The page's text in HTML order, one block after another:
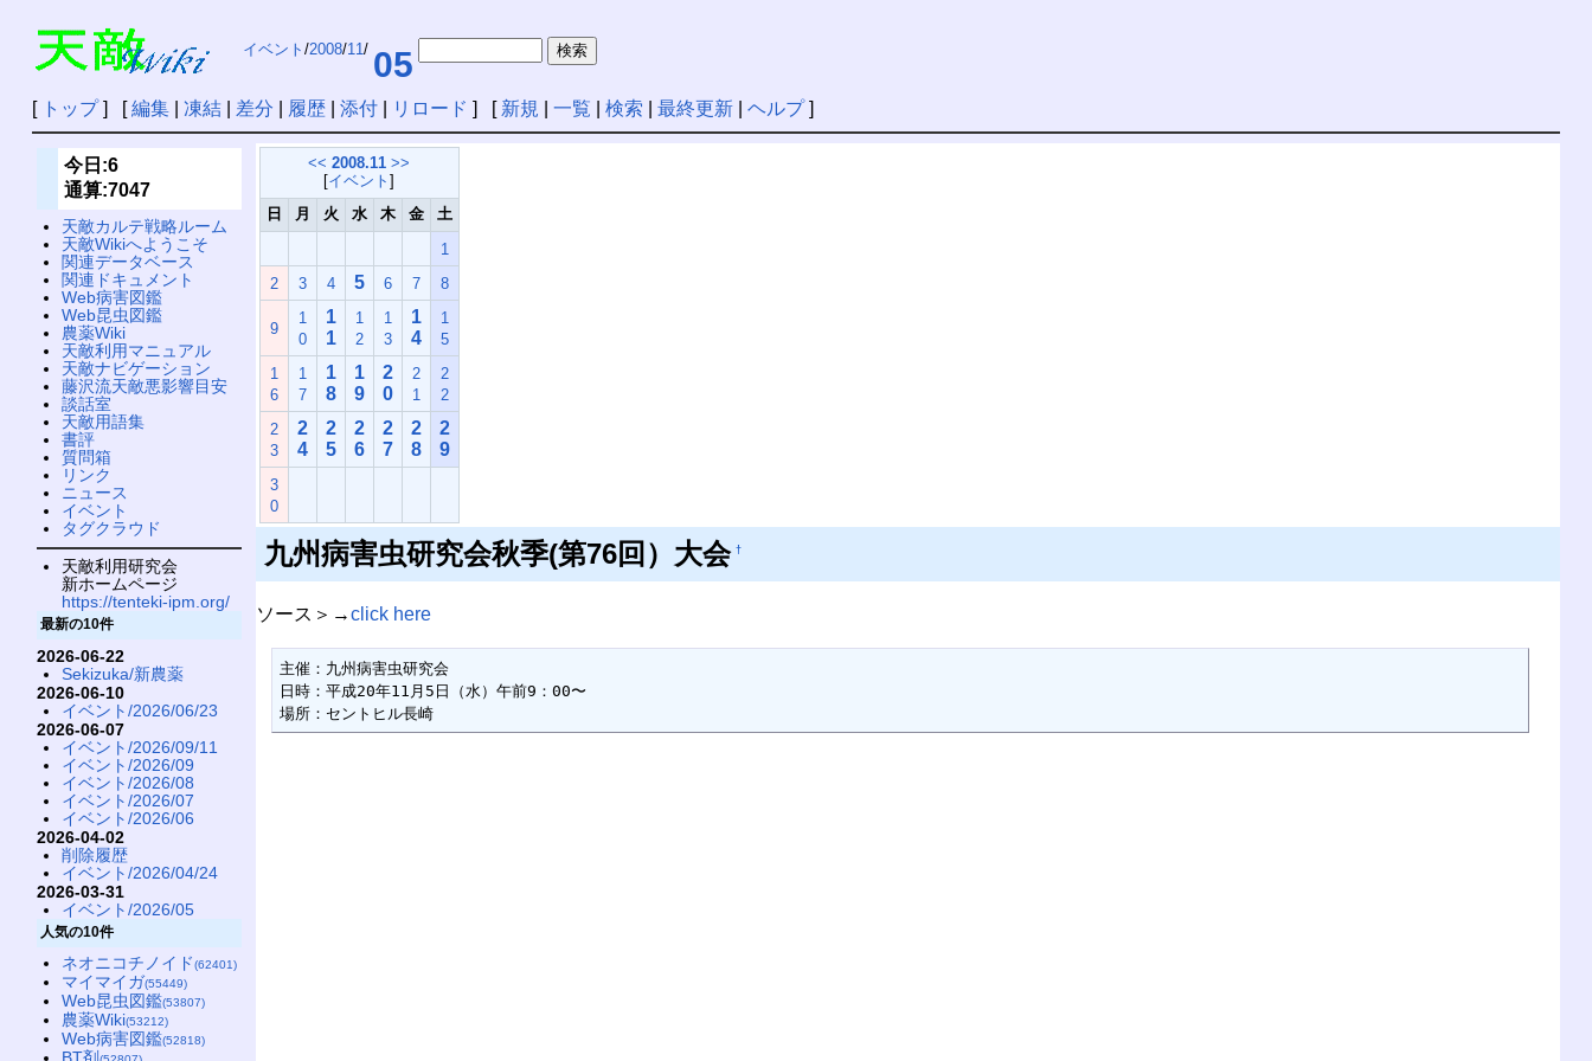
イベント /2008/11/ 05
[ トップ] [編集| 凍結| 差分 履歴| 添付| リロード ] [ 新規 一覧 検索 最終更新| ヘルプ]
<< 2008.11 >>
[イベント]
日
月 火 水 木 金
土
1
2
3 4 5 6 7 8
9
1
0
1
1
1
2
1
3
1
4
1
5
1
6
1
7
1
8
1
9
2
0
2
1
2
2
2
3
2
4
2
5
2
6
2
7
2
8
2
9
3
0
九州病害虫研究会秋季(第76回）大会 †
ソース＞→click here
主催：九州病害虫研究会
日時：平成20年11月5日（水）午前9：00〜
場所：セントヒル長崎
今日:6
通算:7047
天敵カルテ戦略ルーム
天敵Wikiへようこそ
関連データベース
関連ドキュメント
Web病害図鑑
Web昆虫図鑑
農薬Wiki
天敵利用マニュアル
天敵ナビゲーション
藤沢流天敵悪影響目安
談話室
天敵用語集
書評
質問箱
リンク
ニュース
イベント
タグクラウド
天敵利用研究会
新ホームページ
https://tenteki-ipm.org/
最新の10件
2026-06-22
Sekizuka/新農薬
2026-06-10
イベント/2026/06/23
2026-06-07
イベント/2026/09/11
イベント/2026/09
イベント/2026/08
イベント/2026/07
イベント/2026/06
2026-04-02
削除履歴
イベント/2026/04/24
2026-03-31
イベント/2026/05
人気の10件
ネオニコチノイド(62401)
マイマイガ(55449)
Web昆虫図鑑(53807)
農薬Wiki(53212)
Web病害図鑑(52818)